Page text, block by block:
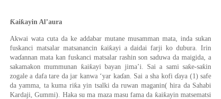
Ƙaiƙayin Al’aura
Akwai wata cuta da ke addabar mutane musamman mata, inda sukan
fuskanci matsalar matsanancin ƙaiƙayi a daidai farji ko dubura. Irin
waɗannan mata kan fuskanci matsalar rashin son saduwa da maigida, a
sakamakon mummunan ƙaiƙayi bayan jima’i. Sai a sami saƙe-saƙin
zogale a dafa tare da jar kanwa ‘yar kaɗan. Sai a sha kofi ɗaya (1) safe
da yamma, ta kuma riƙa yin tsalki da ruwan maganin( hira da Sahabi
Kardaji, Gummi). Haka su ma maza masu fama da ƙaiƙayin matsematsi